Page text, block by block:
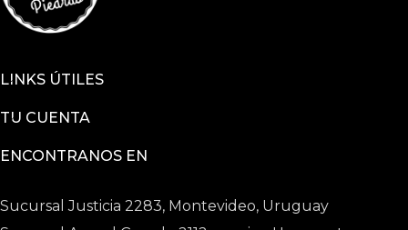
LINKS ÚTILES
TU CUENTA
ENCONTRANOS EN
Sucursal Justicia 2283, Montevideo, Uruguay